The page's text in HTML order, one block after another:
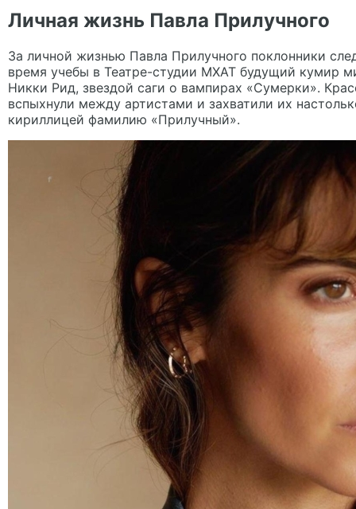
Личная жизнь Павла Прилучного
За личной жизнью Павла Прилучного поклонники
время учебы в Театре-студии МХАТ будущий кумир
Никки Рид, звездой саги о вампирах «Сумерки».
вспыхнули между артистами и захватили их
кириллицей фамилию «Прилучный».